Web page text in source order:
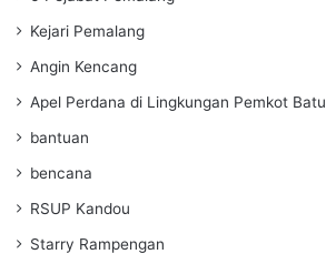
Kejari Pemalang
Angin Kencang
Apel Perdana di Lingkungan Pemkot Batu
bantuan
bencana
RSUP Kandou
Starry Rampengan